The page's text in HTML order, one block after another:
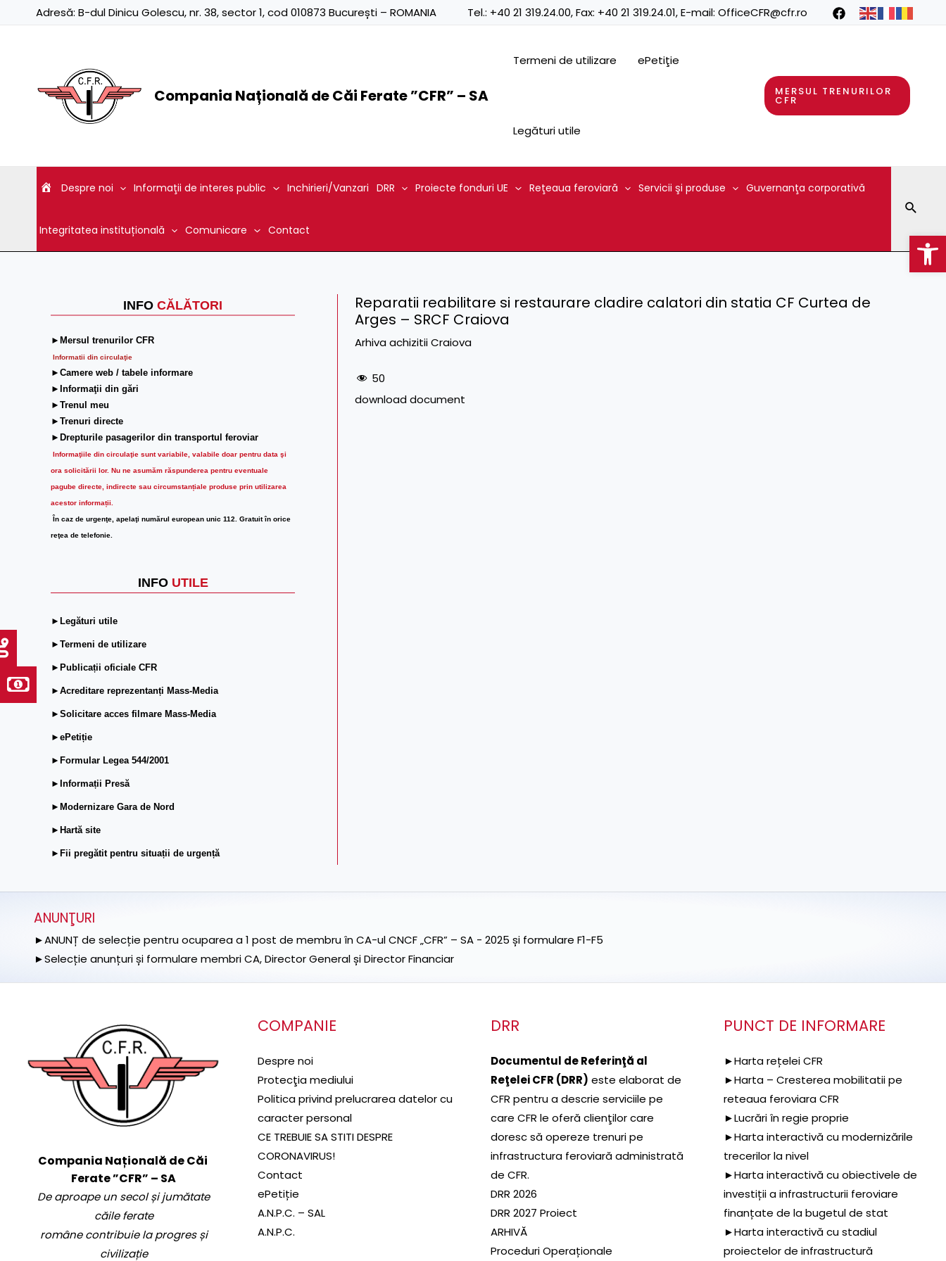
Adresă: B-dul Dinicu Golescu, nr. 38, sector 1, cod 010873 București – ROMANIA Tel.: +40 21 319.24.00, Fax: +40 21 319.24.01, E-mail: OfficeCFR@cfr.ro
Compania Națională de Căi Ferate ”CFR” – SA
Termeni de utilizare ePetiţie
Legături utile
MERSUL TRENURILOR
CFR
Despre noi Informaţii de interes public Inchirieri/Vanzari DRR Proiecte fonduri UE Reţeaua feroviară Servicii şi produse Guvernanţa corporativă
Integritatea instituțională Comunicare Contact
INFO CĂLĂTORI
►Mersul trenurilor CFR
Informatii din circulaţie
►Camere web / tabele informare
►Informaţii din gări
►Trenul meu
►Trenuri directe
►Drepturile pasagerilor din transportul feroviar
Informaţiile din circulaţie sunt variabile, valabile doar pentru data şi
ora solicitării lor. Nu ne asumăm răspunderea pentru eventuale
pagube directe, indirecte sau circumstanțiale produse prin utilizarea
acestor informații.
În caz de urgenţe, apelaţi numărul european unic 112. Gratuit în orice
reţea de telefonie.
INFO UTILE
►Legături utile
►Termeni de utilizare
►Publicații oficiale CFR
►Acreditare reprezentanți Mass-Media
►Solicitare acces filmare Mass-Media
►ePetiție
►Formular Legea 544/2001
►Informații Presă
►Modernizare Gara de Nord
►Hartă site
►Fii pregătit pentru situații de urgență
Reparatii reabilitare si restaurare cladire calatori din statia CF Curtea de
Arges – SRCF Craiova
Arhiva achizitii Craiova
50
download document
ANUNŢURI
►ANUNȚ de selecție pentru ocuparea a 1 post de membru în CA-ul CNCF „CFR” – SA - 2025 și formulare F1-F5
►Selecție anunțuri și formulare membri CA, Director General și Director Financiar
Compania Națională de Căi
Ferate ”CFR” – SA
De aproape un secol și jumătate
căile ferate
române contribuie la progres și
civilizație
COMPANIE
Despre noi
Protecţia mediului
Politica privind prelucrarea datelor cu
caracter personal
CE TREBUIE SA STITI DESPRE
CORONAVIRUS!
Contact
ePetiție
A.N.P.C. – SAL
A.N.P.C.
DRR
Documentul de Referinţă al
Reţelei CFR (DRR) este elaborat de
CFR pentru a descrie serviciile pe
care CFR le oferă clienţilor care
doresc să opereze trenuri pe
infrastructura feroviară administrată
de CFR.
DRR 2026
DRR 2027 Proiect
ARHIVĂ
Proceduri Operaționale
PUNCT DE INFORMARE
►Harta rețelei CFR
►Harta – Cresterea mobilitatii pe
reteaua feroviara CFR
►Lucrări în regie proprie
►Harta interactivă cu modernizările
trecerilor la nivel
►Harta interactivă cu obiectivele de
investiții a infrastructurii feroviare
finanțate de la bugetul de stat
►Harta interactivă cu stadiul
proiectelor de infrastructură